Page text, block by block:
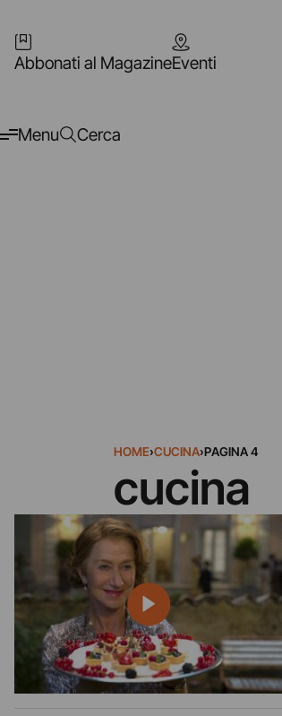
Abbonati al MagazineEventi
Menu Cerca
HOME›CUCINA›PAGINA 4
cucina